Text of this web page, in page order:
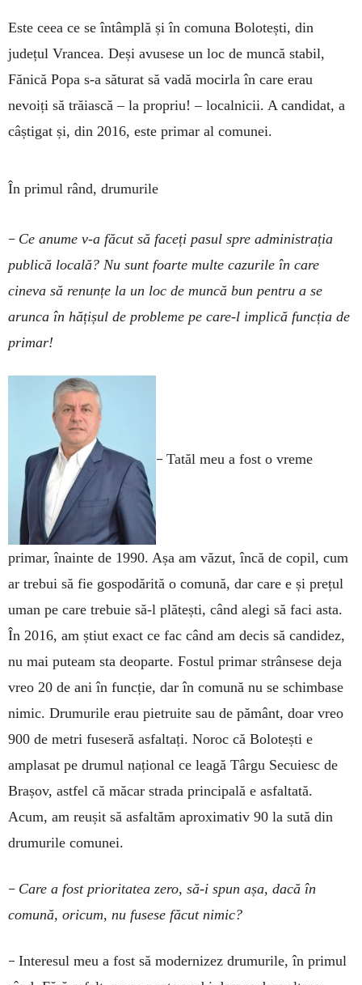
Este ceea ce se întâmplă și în comuna Bolotești, din
județul Vrancea. Deși avusese un loc de muncă stabil,
Fănică Popa s-a săturat să vadă mocirla în care erau
nevoiți să trăiască – la propriu! – localnicii. A candidat, a
câștigat și, din 2016, este primar al comunei.
În primul rând, drumurile
– Ce anume v-a făcut să faceți pasul spre administrația
publică locală? Nu sunt foarte multe cazurile în care
cineva să renunțe la un loc de muncă bun pentru a se
arunca în hățișul de probleme pe care-l implică funcția de
primar!
– Tatăl meu a fost o vreme
primar, înainte de 1990. Așa am văzut, încă de copil, cum
ar trebui să fie gospodărită o comună, dar care e și prețul
uman pe care trebuie să-l plătești, când alegi să faci asta.
În 2016, am știut exact ce fac când am decis să candidez,
nu mai puteam sta deoparte. Fostul primar strânsese deja
vreo 20 de ani în funcție, dar în comună nu se schimbase
nimic. Drumurile erau pietruite sau de pământ, doar vreo
900 de metri fuseseră asfaltați. Noroc că Bolotești e
amplasat pe drumul național ce leagă Târgu Secuiesc de
Brașov, astfel că măcar strada principală e asfaltată.
Acum, am reușit să asfaltăm aproximativ 90 la sută din
drumurile comunei.
– Care a fost prioritatea zero, să-i spun așa, dacă în
comună, oricum, nu fusese făcut nimic?
– Interesul meu a fost să modernizez drumurile, în primul